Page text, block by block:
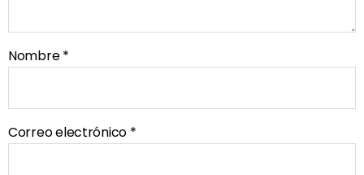
Nombre*
Correo electrónico *